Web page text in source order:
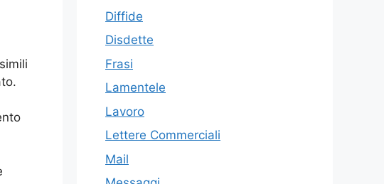
Diffide
Disdette
Frasi
Lamentele
Lavoro
Lettere Commerciali
Mail